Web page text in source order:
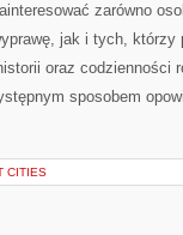
zarówno
jak i tych, którzy
oraz codzienności
sposobem
CITIES